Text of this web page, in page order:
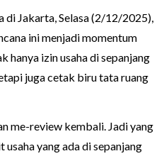
di Jakarta, Selasa (2/12/2025),
ini menjadi momentum
hanya izin usaha di sepanjang
juga cetak biru tata ruang
me-review kembali. Jadi yang
yang ada di sepanjang